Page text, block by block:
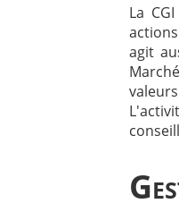
La
agit